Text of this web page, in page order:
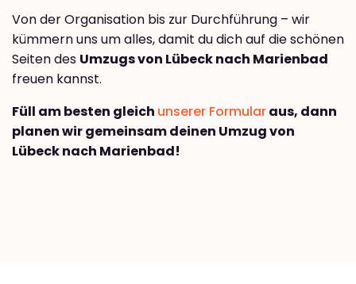
Von der Organisation bis zur Durchführung – wir
kümmern uns um alles, damit du dich auf die schönen
Seiten des Umzugs von Lübeck nach Marienbad
freuen kannst.
Füll am besten gleich unserer Formularaus, dann
planen wir gemeinsam deinen Umzug von
Lübeck nach Marienbad!